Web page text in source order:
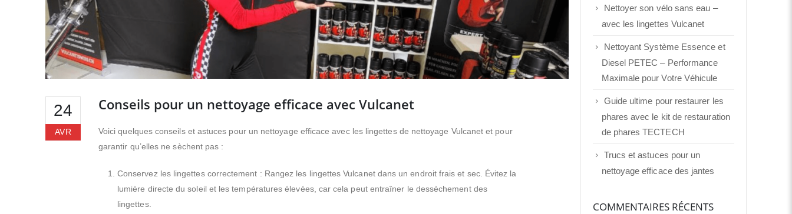
24
AVR
Conseils pour un nettoyage efficace avec Vulcanet
Voici quelques conseils et astuces pour un nettoyage efficace avec les lingettes de nettoyage Vulcanet et pour
garantir qu’elles ne sèchent pas :
Conservez les lingettes correctement : Rangez les lingettes Vulcanet dans un endroit frais et sec. Évitez la
lumière directe du soleil et les températures élevées, car cela peut entraîner le dessèchement des
lingettes.
Nettoyer son vélo sans eau –
avec les lingettes Vulcanet
Nettoyant Système Essence et
Diesel PETEC – Performance
Maximale pour Votre Véhicule
Guide ultime pour restaurer les
phares avec le kit de restauration
de phares TECTECH
Trucs et astuces pour un
nettoyage efficace des jantes
COMMENTAIRES RÉCENTS